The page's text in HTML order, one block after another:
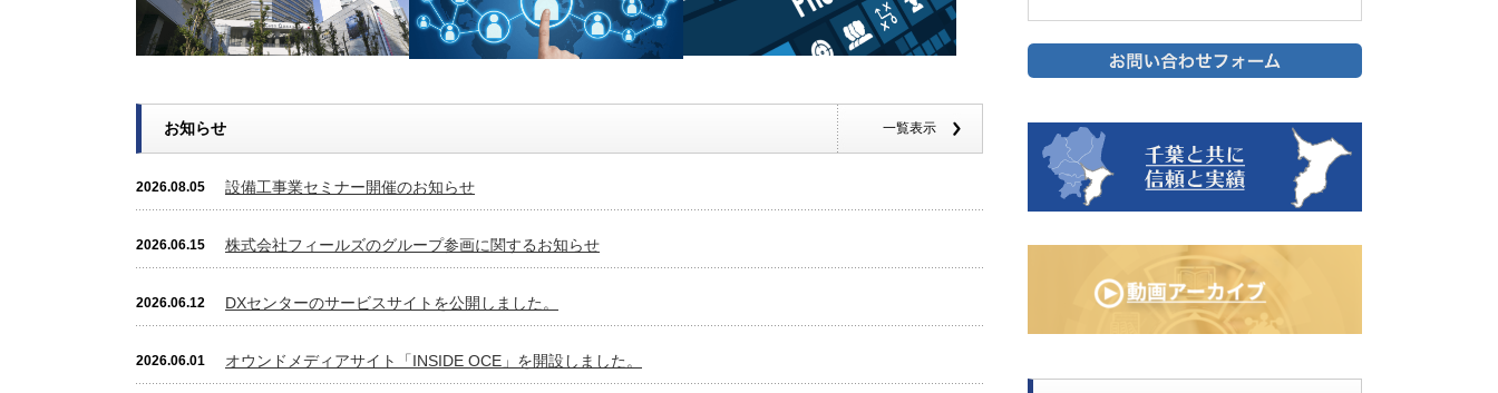
お知らせ 一覧表示
2026.08.05 設備工事業セミナー開催のお知らせ
2026.06.15 株式会社フィールズのグループ参画に関するお知らせ
2026.06.12 DXセンターのサービスサイトを公開しました。
2026.06.01 オウンドメディアサイト「INSIDE OCE」を開設しました。